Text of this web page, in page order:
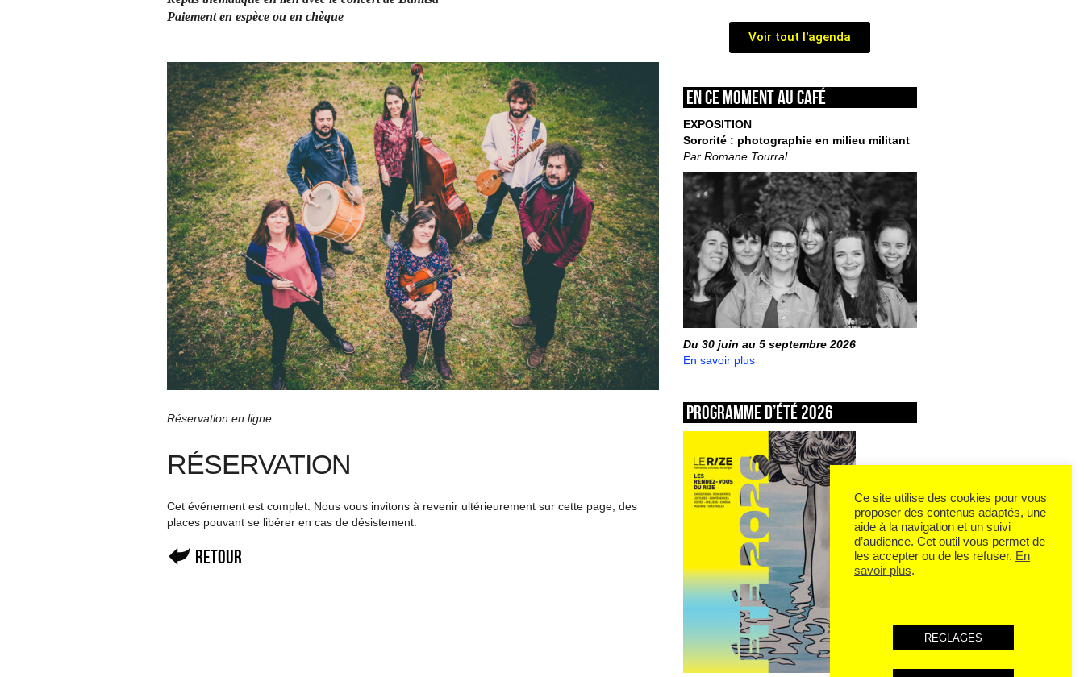
Paiement en espèce ou en chèque
Réservation en ligne
RÉSERVATION
Cet événement est complet. Nous vous invitons à revenir ultérieurement sur cette page, des
places pouvant se libérer en cas de désistement.
Retour
Voir tout l'agenda
En ce moment au café
EXPOSITION
Sororité : photographie en milieu militant
Par Romane Tourral
Du 30 juin au 5 septembre 2026
En savoir plus
Programme d’été 2026
Ce site utilise des cookies pour vous
proposer des contenus adaptés, une
aide à la navigation et un suivi
d’audience. Cet outil vous permet de
les accepter ou de les refuser. En
savoir plus.
REGLAGES